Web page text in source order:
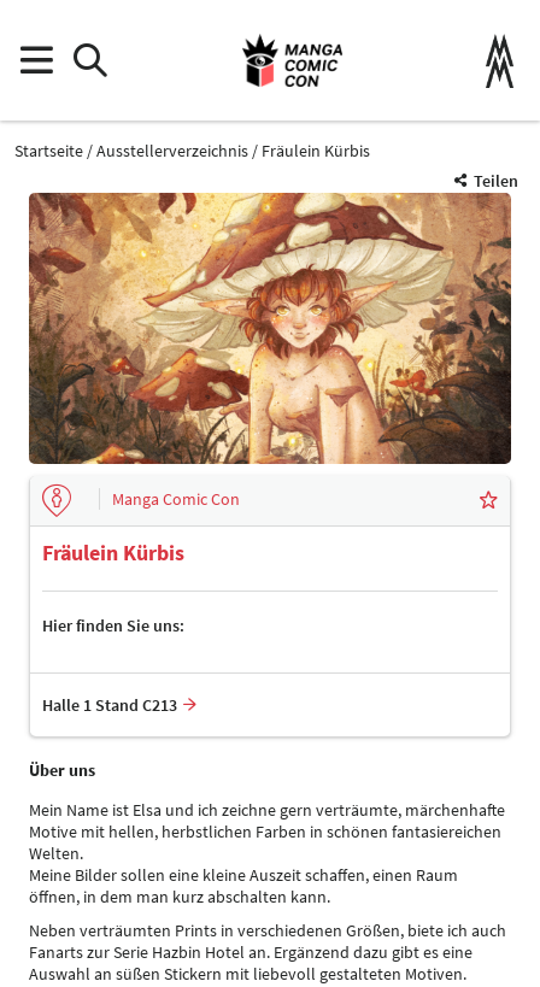
Startseite Ausstellerverzeichnis
Fräulein Kürbis
Teilen
Manga Comic Con
Fräulein Kürbis
Hier finden Sie uns:
Halle 1 Stand C213
Über uns
Mein Name ist Elsa und ich zeichne gern verträumte, märchenhafte
Motive mit hellen, herbstlichen Farben in schönen fantasiereichen
Welten.
Meine Bilder sollen eine kleine Auszeit schaffen, einen Raum
öffnen, in dem man kurz abschalten kann.
Neben verträumten Prints in verschiedenen Größen, biete ich auch
Fanarts zur Serie Hazbin Hotel an. Ergänzend dazu gibt es eine
Auswahl an süßen Stickern mit liebevoll gestalteten Motiven.